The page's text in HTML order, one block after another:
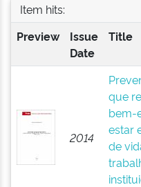
Item hits:
Preview
Issue
Date
Title
2014
que
bem-
estar
de